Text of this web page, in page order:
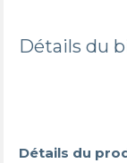
Détails du
Détails du